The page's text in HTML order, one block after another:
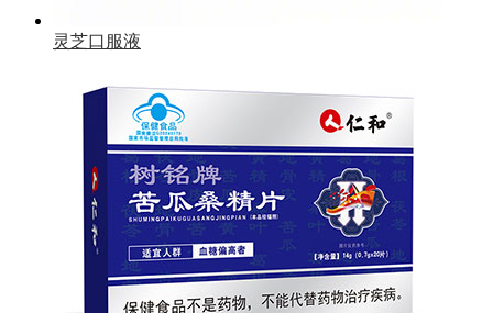
灵芝口服液